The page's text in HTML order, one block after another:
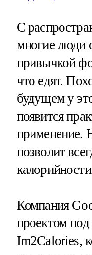
С
многие люди
привычкой
что едят.
будущем у
появится
применение.
позволит
Компания
проектом под
Im2Calories,